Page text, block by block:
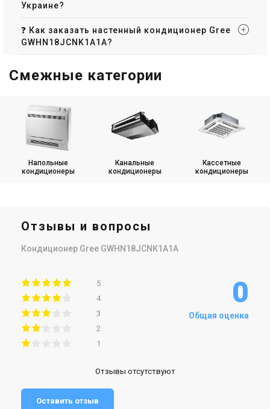
Украине?
❓ Как заказать настенный кондиционер Gree
GWHN18JCNK1A1A?
Смежные категории
Напольные
кондиционеры
Канальные
кондиционеры
Кассетные
кондиционеры
Отзывы и вопросы
Кондиционер Gree GWHN18JCNK1A1A
5
4
3
2
1
0
Общая оценка
Отзывы отсутствуют
Оставить отзыв